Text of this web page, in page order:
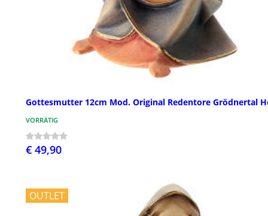
Gottesmutter 12cm Mod. Original Redentore Grödnertal
VORRÄTIG
€ 49,90
OUTLET